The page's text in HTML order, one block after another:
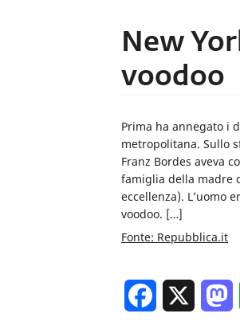
New
voodoo
Prima ha annegato i
metropolitana. Sullo
Franz Bordes aveva
famiglia della madre
eccellenza). L’uomo
voodoo. […]
Fonte: Repubblica.it
Facebook